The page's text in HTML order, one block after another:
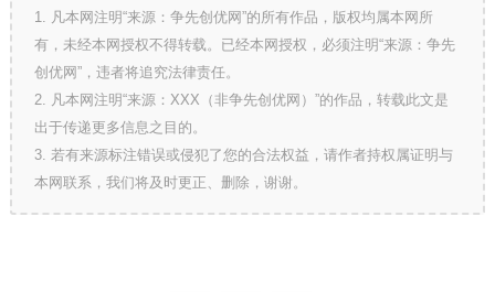
1. 凡本网注明“来源：争先创优网”的所有作品，版权均属本网所
有，未经本网授权不得转载。已经本网授权，必须注明“来源：争先
创优网”，违者将追究法律责任。
2. 凡本网注明“来源：XXX（非争先创优网）”的作品，转载此文是
出于传递更多信息之目的。
3. 若有来源标注错误或侵犯了您的合法权益，请作者持权属证明与
本网联系，我们将及时更正、删除，谢谢。